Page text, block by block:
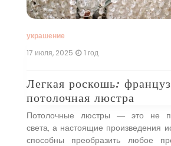
украшение
17 июля, 2025 1 год
Легкая роскошь:
потолочная люстра
Потолочные люстры — это не
света, а настоящие произведения
способны преобразить любое